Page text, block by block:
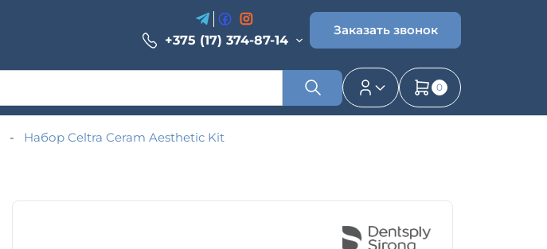
+375 (17) 374-87-14
Заказать звонок
0
- Набор Celtra Ceram Aesthetic Kit